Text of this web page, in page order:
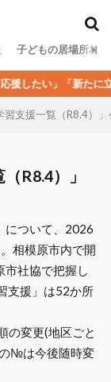
子どもの居場所相
たい」「新たに
習支援一覧（R8.4）
R8.4）」
について、2026
相模原市内で開
社協で把握し
支援」は52か所
変更(地区ごと
№は今後随時変